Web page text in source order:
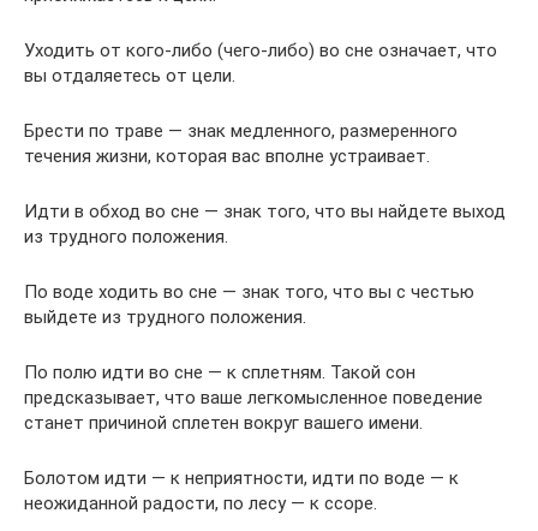
Уходить от кого-либо (чего-либо) во сне означает, что
вы отдаляетесь от цели.
Брести по траве — знак медленного, размеренного
течения жизни, которая вас вполне устраивает.
Идти в обход во сне — знак того, что вы найдете выход
из трудного положения.
По воде ходить во сне — знак того, что вы с честью
выйдете из трудного положения.
По полю идти во сне — к сплетням. Такой сон
предсказывает, что ваше легкомысленное поведение
станет причиной сплетен вокруг вашего имени.
Болотом идти — к неприятности, идти по воде — к
неожиданной радости, по лесу — к ссоре.